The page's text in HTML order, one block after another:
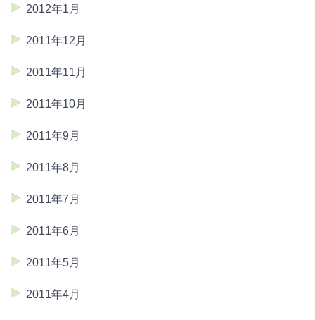
2012年1月
2011年12月
2011年11月
2011年10月
2011年9月
2011年8月
2011年7月
2011年6月
2011年5月
2011年4月